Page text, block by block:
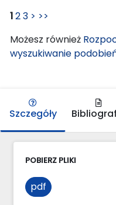
123 > >>
Możesz również
wyszukiwanie
Szczegóły
POBIERZ PLIKI
pdf